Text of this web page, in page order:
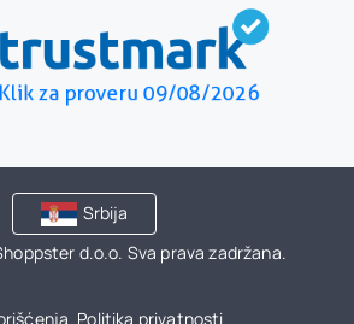
Srbija
d.o.o. Sva prava zadržana.
Politika privatnosti